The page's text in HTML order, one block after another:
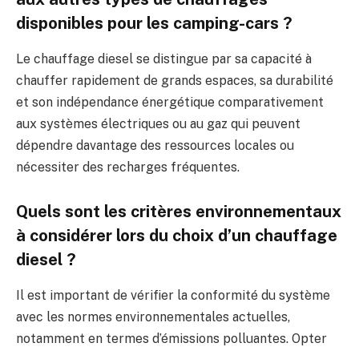
disponibles pour les camping-cars ?
Le chauffage diesel se distingue par sa capacité à
chauffer rapidement de grands espaces, sa durabilité
et son indépendance énergétique comparativement
aux systèmes électriques ou au gaz qui peuvent
dépendre davantage des ressources locales ou
nécessiter des recharges fréquentes.
Quels sont les critères environnementaux
à considérer lors du choix d’un chauffage
diesel ?
Il est important de vérifier la conformité du système
avec les normes environnementales actuelles,
notamment en termes d’émissions polluantes. Opter